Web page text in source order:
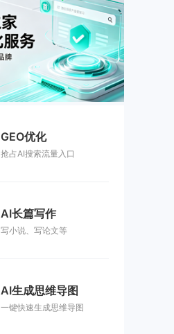
GEO优化
抢占AI搜索流量入口
AI长篇写作
写小说、写论文等
AI生成思维导图
一键快速生成思维导图